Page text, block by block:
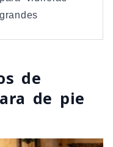
grandes
de
de pie